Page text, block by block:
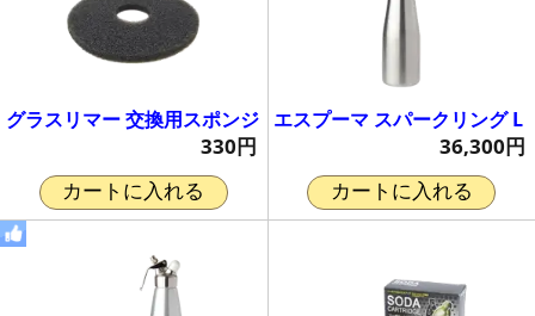
グラスリマー 交換用スポンジ
330円
カートに入れる
エスプーマ スパークリング L
36,300円
カートに入れる